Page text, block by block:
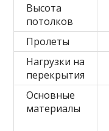
Высота
потолков
Пролеты
Нагрузки на
перекрытия
Основные
материалы